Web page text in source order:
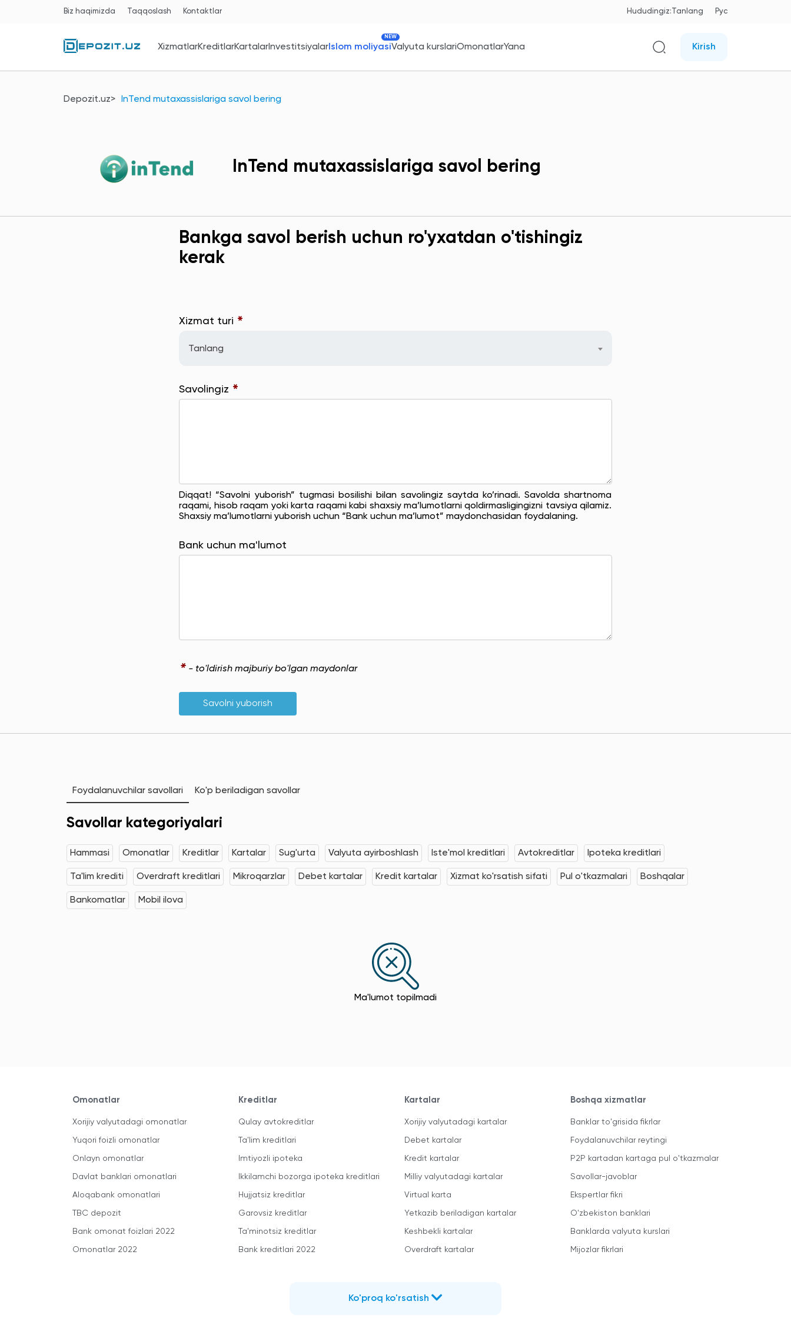
Biz haqimizda Taqqoslash Kontaktlar Hududingiz:Tanlang Рус
XizmatlarKreditlarKartalarInvestitsiyalarIslom moliyasi
NEW
Valyuta kurslariOmonatlarYana Kirish
Depozit.uz InTend mutaxassislariga savol bering
InTend mutaxassislariga savol bering
Bankga savol berish uchun ro'yxatdan o'tishingiz
kerak
Xizmat turi *
Tanlang
Savolingiz *
Diqqat! “Savolni yuborish” tugmasi bosilishi bilan savolingiz saytda ko’rinadi. Savolda shartnoma
raqami, hisob raqam yoki karta raqami kabi shaxsiy ma’lumotlarni qoldirmasligingizni tavsiya qilamiz.
Shaxsiy ma’lumotlarni yuborish uchun “Bank uchun ma’lumot” maydonchasidan foydalaning.
Bank uchun ma'lumot
* - to'ldirish majburiy bo'lgan maydonlar
Savolni yuborish
Foydalanuvchilar savollari Ko'p beriladigan savollar
Savollar kategoriyalari
Hammasi Omonatlar Kreditlar Kartalar Sug'urta Valyuta ayirboshlash Iste'mol kreditlari Avtokreditlar Ipoteka kreditlari
Ta'lim krediti Overdraft kreditlari Mikroqarzlar Debet kartalar Kredit kartalar Xizmat ko'rsatish sifati Pul o'tkazmalari Boshqalar
Bankomatlar Mobil ilova
Ma'lumot topilmadi
Omonatlar
Xorijiy valyutadagi omonatlar
Yuqori foizli omonatlar
Onlayn omonatlar
Davlat banklari omonatlari
Aloqabank omonatlari
TBC depozit
Bank omonat foizlari 2022
Omonatlar 2022
Kreditlar
Qulay avtokreditlar
Ta'lim kreditlari
Imtiyozli ipoteka
Ikkilamchi bozorga ipoteka kreditlari
Hujjatsiz kreditlar
Garovsiz kreditlar
Ta'minotsiz kreditlar
Bank kreditlari 2022
Kartalar
Xorijiy valyutadagi kartalar
Debet kartalar
Kredit kartalar
Milliy valyutadagi kartalar
Virtual karta
Yetkazib beriladigan kartalar
Keshbekli kartalar
Overdraft kartalar
Boshqa xizmatlar
Banklar to'grisida fikrlar
Foydalanuvchilar reytingi
P2P kartadan kartaga pul o'tkazmalar
Savollar-javoblar
Ekspertlar fikri
O'zbekiston banklari
Banklarda valyuta kurslari
Mijozlar fikrlari
Ko'proq ko'rsatish